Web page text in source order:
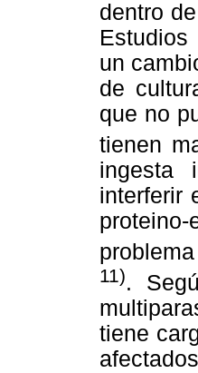
dentro
un
de
que no
tienen
ingesta
interferir
11).
tiene